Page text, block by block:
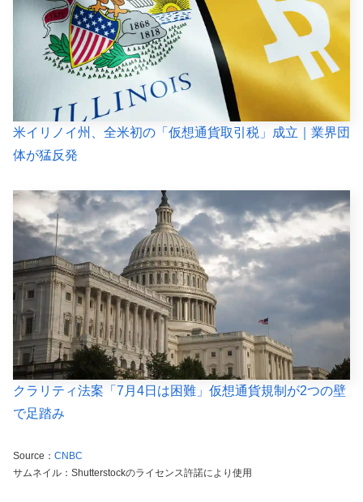
米イリノイ州、全米初の「仮想通貨取引税」成立｜業界団
体が猛反発
クラリティ法案「7月4日は困難」仮想通貨規制が2つの壁
で足踏み
Source： CNBC
サムネイル：Shutterstockのライセンス許諾により使用